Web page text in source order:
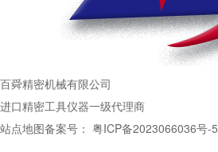
百舜精密机械有限公司
进口精密工具仪器一级代理商
站点地图备案号： 粤ICP备2023066036号-5